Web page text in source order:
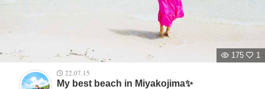
175
1
22.07.15
My best beach in Miyakojima✨ ⁡